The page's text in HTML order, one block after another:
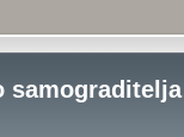
samograditelja